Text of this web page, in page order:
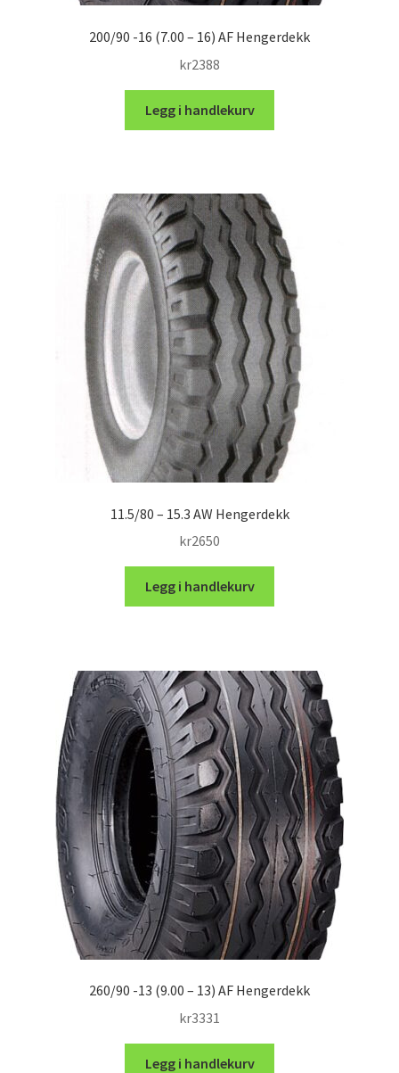
200/90 -16 (7.00 – 16) AF Hengerdekk
kr2388
Legg i handlekurv
11.5/80 – 15.3 AW Hengerdekk
kr2650
Legg i handlekurv
260/90 -13 (9.00 – 13) AF Hengerdekk
kr3331
Legg i handlekurv